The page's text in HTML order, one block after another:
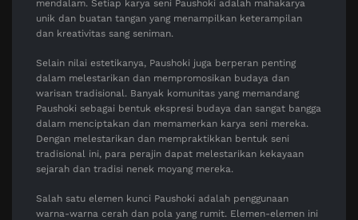
mendalam. Setiap karya seni Paushoki adalah mahakarya
unik dan buatan tangan yang menampilkan keterampilan
dan kreativitas sang seniman.
Selain nilai estetikanya, Paushoki juga berperan penting
dalam melestarikan dan mempromosikan budaya dan
warisan tradisional. Banyak komunitas yang memandang
Paushoki sebagai bentuk ekspresi budaya dan sangat bangga
dalam menciptakan dan memamerkan karya seni mereka.
Dengan melestarikan dan mempraktikkan bentuk seni
tradisional ini, para perajin dapat melestarikan kekayaan
sejarah dan tradisi nenek moyang mereka.
Salah satu elemen kunci Paushoki adalah penggunaan
warna-warna cerah dan pola yang rumit. Elemen-elemen ini